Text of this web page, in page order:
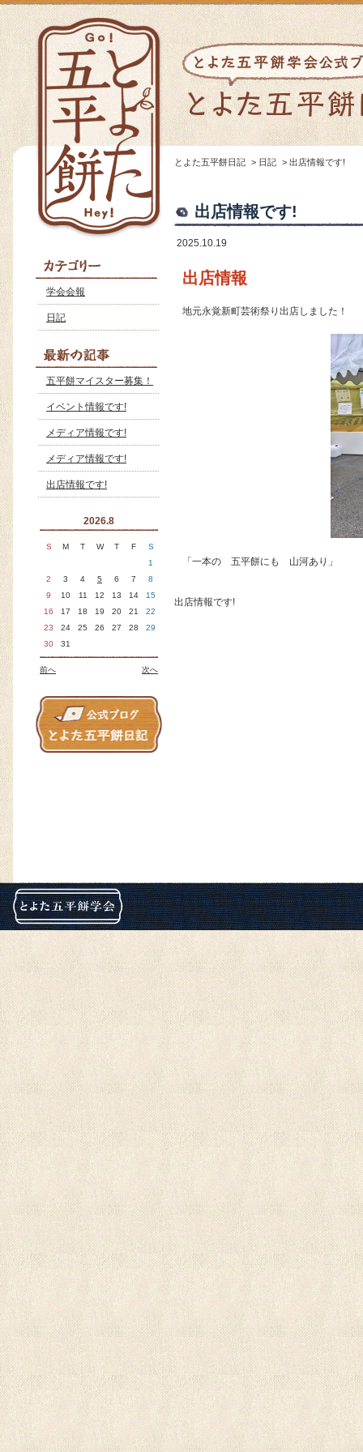
学会会報
日記
五平餅マイスター募集！
イベント情報です!
メディア情報です!
メディア情報です!
出店情報です!
2026.8
S M T W T F
S
1
2
3 4 5 6 7
8
9
10 11 12 13 14
15
16
17 18 19 20 21
22
23
24 25 26 27 28
29
30
31
次へ
前へ
とよた五平餅日記 > 日記 > 出店情報です!
出店情報です!
2025.10.19
出店情報
地元永覚新町芸術祭り出店しました！
「一本の 五平餅にも 山河あり」
出店情報です!